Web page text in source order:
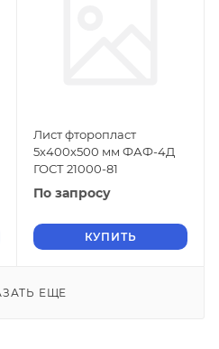
Лист фторопласт
5х400х500 мм ФАФ-4Д
ГОСТ 21000-81
По запросу
КУПИТЬ
ЕЩЕ